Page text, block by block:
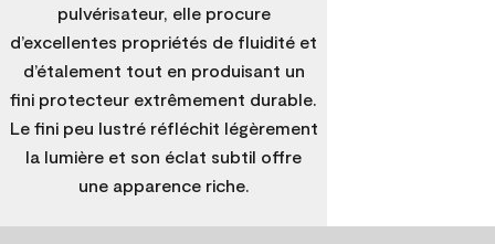
pulvérisateur, elle procure
d’excellentes propriétés de fluidité et
d’étalement tout en produisant un
fini protecteur extrêmement durable.
Le fini peu lustré réfléchit légèrement
la lumière et son éclat subtil offre
une apparence riche.